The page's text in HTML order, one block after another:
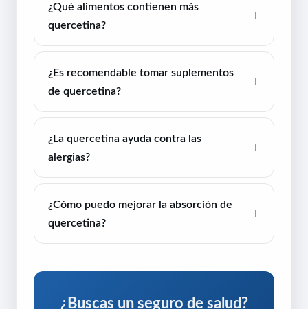
¿Qué alimentos contienen más
quercetina?
¿Es recomendable tomar suplementos
de quercetina?
¿La quercetina ayuda contra las
alergias?
¿Cómo puedo mejorar la absorción de
quercetina?
¿Buscas un seguro de salud?